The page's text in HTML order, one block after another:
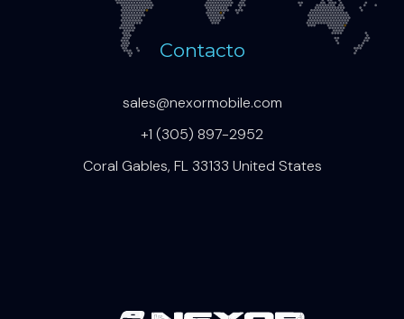
Contacto
sales@nexormobile.com
+1 (305) 897-2952
Coral Gables, FL 33133 United States